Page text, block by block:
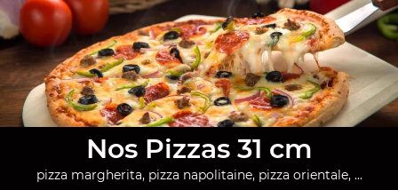
Nos Pizzas 31 cm
pizza margherita, pizza napolitaine, pizza orientale, ...